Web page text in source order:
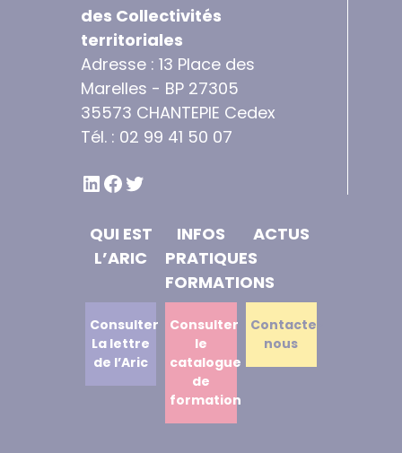
des Collectivités
territoriales
Adresse : 13 Place des
Marelles - BP 27305
35573 CHANTEPIE Cedex
Tél. : 02 99 41 50 07
LINKEDIN
FACEBOOK
TWITTER
QUI EST
L’ARIC
INFOS
PRATIQUES
FORMATIONS
ACTUS
Consulter
La lettre
de l’Aric
Consulter
le
catalogue
de
formation
Contactez
nous